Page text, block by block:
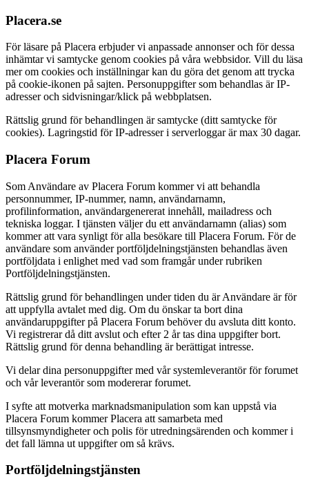
Placera.se
För läsare på Placera erbjuder vi anpassade annonser och för dessa
inhämtar vi samtycke genom cookies på våra webbsidor. Vill du läsa
mer om cookies och inställningar kan du göra det genom att trycka
på cookie-ikonen på sajten. Personuppgifter som behandlas är IP-
adresser och sidvisningar/klick på webbplatsen.
Rättslig grund för behandlingen är samtycke (ditt samtycke för
cookies). Lagringstid för IP-adresser i serverloggar är max 30 dagar.
Placera Forum
Som Användare av Placera Forum kommer vi att behandla
personnummer, IP-nummer, namn, användarnamn,
profilinformation, användargenererat innehåll, mailadress och
tekniska loggar. I tjänsten väljer du ett användarnamn (alias) som
kommer att vara synligt för alla besökare till Placera Forum. För de
användare som använder portföljdelningstjänsten behandlas även
portföljdata i enlighet med vad som framgår under rubriken
Portföljdelningstjänsten.
Rättslig grund för behandlingen under tiden du är Användare är för
att uppfylla avtalet med dig. Om du önskar ta bort dina
användaruppgifter på Placera Forum behöver du avsluta ditt konto.
Vi registrerar då ditt avslut och efter 2 år tas dina uppgifter bort.
Rättslig grund för denna behandling är berättigat intresse.
Vi delar dina personuppgifter med vår systemleverantör för forumet
och vår leverantör som modererar forumet.
I syfte att motverka marknadsmanipulation som kan uppstå via
Placera Forum kommer Placera att samarbeta med
tillsynsmyndigheter och polis för utredningsärenden och kommer i
det fall lämna ut uppgifter om så krävs.
Portföljdelningstjänsten